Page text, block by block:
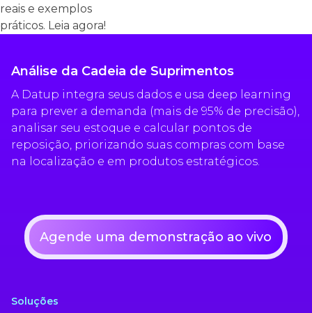
reais e exemplos
práticos. Leia agora!
Análise da Cadeia de Suprimentos
A Datup integra seus dados e usa deep learning
para prever a demanda (mais de 95% de precisão),
analisar seu estoque e calcular pontos de
reposição, priorizando suas compras com base
na localização e em produtos estratégicos.
Agende uma demonstração ao vivo
Soluções